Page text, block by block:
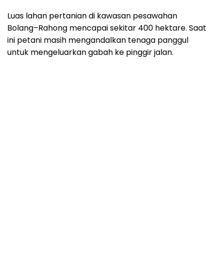
Luas lahan pertanian di kawasan pesawahan
Bolang–Rahong mencapai sekitar 400 hektare. Saat
ini petani masih mengandalkan tenaga panggul
untuk mengeluarkan gabah ke pinggir jalan.